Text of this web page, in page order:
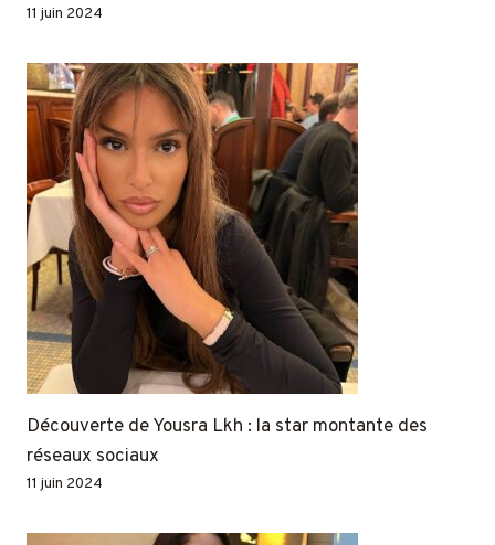
11 juin 2024
Découverte de Yousra Lkh : la star montante des
réseaux sociaux
11 juin 2024